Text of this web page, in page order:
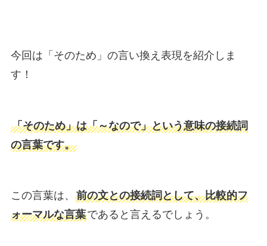
今回は「そのため」の言い換え表現を紹介しま
す！
「そのため」は「～なので」という意味の接続詞
の言葉です。
この言葉は、 前の文との接続詞として、比較的フ
ォーマルな言葉であると言えるでしょう。